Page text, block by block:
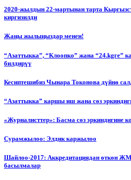
2020-жылдын 22-мартынан тарта
киргизилди
Жаңы жылыңыздар менен!
“Азаттыкка”, “Клоопко” жана “24.kgге”
билдирүү
Кесиптешибиз Чынара Токонова дүйнө
“Азаттыкка” каршы иш жана сөз
«Журналисттер»: Басма сөз эркиндигине
Сурамжылоо: Элдик каржылоо
Шайлоо-2017: Аккредитациядан өткөн
басылмалар